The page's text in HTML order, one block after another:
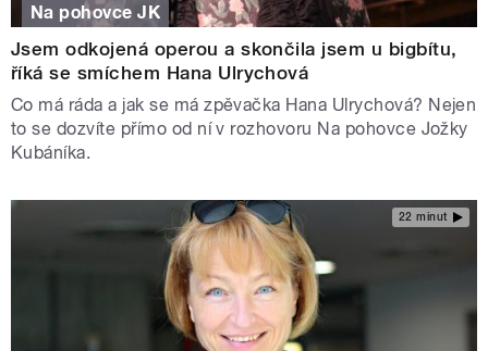
Na pohovce JK
Jsem odkojená operou a skončila jsem u bigbítu,
říká se smíchem Hana Ulrychová
Co má ráda a jak se má zpěvačka Hana Ulrychová? Nejen
to se dozvíte přímo od ní v rozhovoru Na pohovce Jožky
Kubáníka.
22 minut